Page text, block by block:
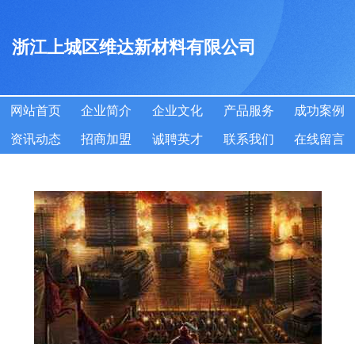
浙江上城区维达新材料有限公司
网站首页 企业简介 企业文化 产品服务 成功案例
资讯动态 招商加盟 诚聘英才 联系我们 在线留言